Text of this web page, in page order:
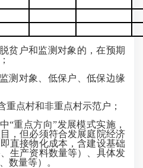
户和监测对象的，在预期
对象、低保户、低保边缘
点村和非重点村示范户；
重点方向”发展模式实施，
，但必须符合发展庭院经济
直接物化成本，含建设基础
生产资料数量等）、具体发
数量等）。